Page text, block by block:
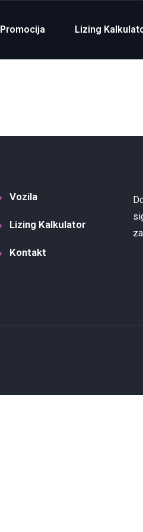
Promocija Lizing
Vozila
Lizing Kalkulator
Kontakt